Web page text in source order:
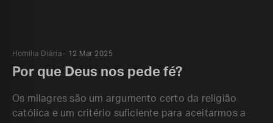
Homilia Diária 12 Mar 2025
Por que Deus nos pede fé?
Os milagres são um argumento certo da religião
católica e um critério suficiente para aceitarmos a